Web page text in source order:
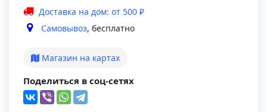
Доставка на дом: от 500 ₽
Самовывоз, бесплатно
Магазин на картах
Поделиться в соц-сетях